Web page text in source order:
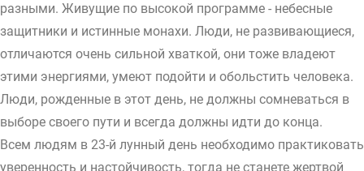
разными. Живущие по высокой программе - небесные
защитники и истинные монахи. Люди, не развивающиеся,
отличаются очень сильной хваткой, они тоже владеют
этими энергиями, умеют подойти и обольстить человека.
Люди, рожденные в этот день, не должны сомневаться в
выборе своего пути и всегда должны идти до конца.
Всем людям в 23-й лунный день необходимо практиковать
уверенность и настойчивость, тогда не станете жертвой